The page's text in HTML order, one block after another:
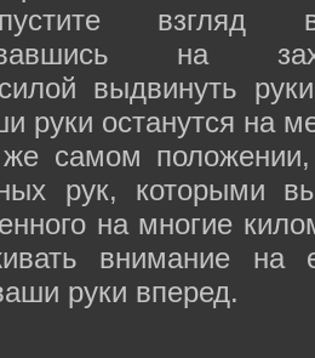
на
выдвинуть
руки останутся на
самом положении,
рук, которыми
на многие
внимание на
руки вперед.